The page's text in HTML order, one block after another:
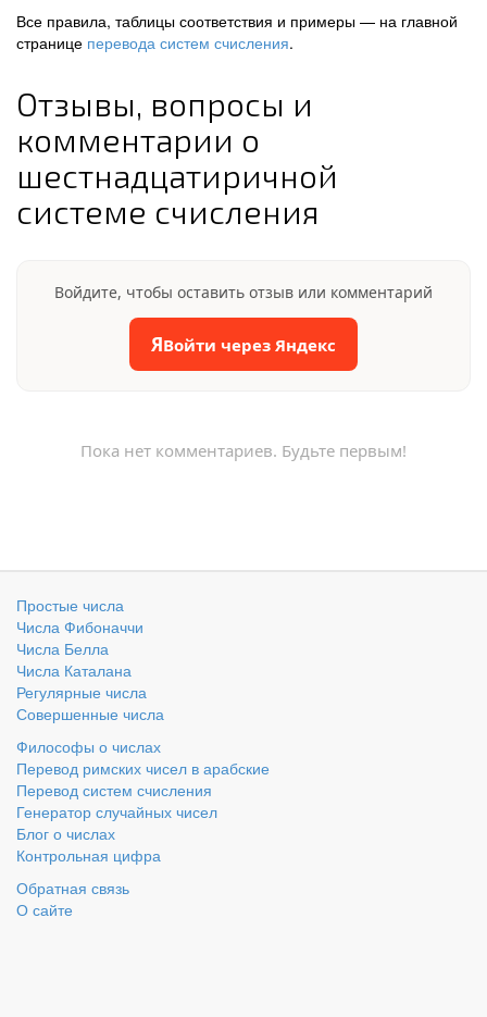
Все правила, таблицы соответствия и примеры — на главной
странице перевода систем счисления.
Отзывы, вопросы и
комментарии о
шестнадцатиричной
системе счисления
Войдите, чтобы оставить отзыв или комментарий
ЯВойти через Яндекс
Пока нет комментариев. Будьте первым!
Простые числа
Числа Фибоначчи
Числа Белла
Числа Каталана
Регулярные числа
Совершенные числа
Философы о числах
Перевод римских чисел в арабские
Перевод систем счисления
Генератор случайных чисел
Блог о числах
Контрольная цифра
Обратная связь
О сайте